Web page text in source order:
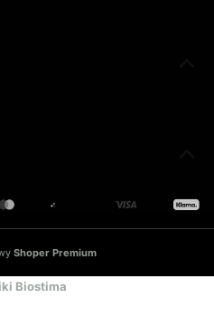
Shoper Premium
Biostima